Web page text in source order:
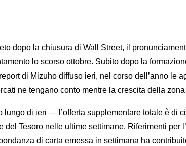
dopo la chiusura di Wall Street, il
lo scorso ottobre. Subito dopo la
di Mizuho diffuso ieri, nel corso dell’anno
ne tengano conto mentre la crescita della
lungo di ieri — l’offerta supplementare totale è
del Tesoro nelle ultime settimane. Riferimenti
di carta emessa in settimana ha